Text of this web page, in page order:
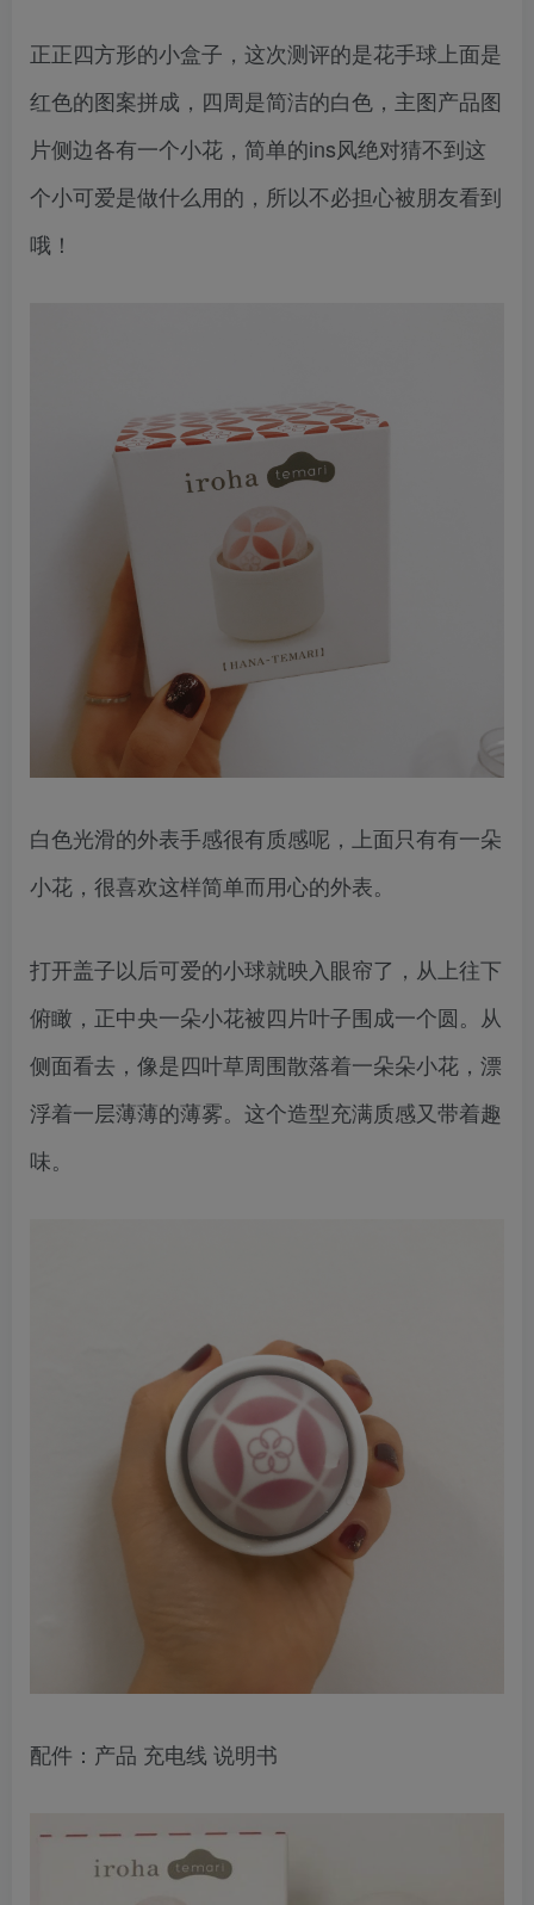
正正四方形的小盒子，这次测评的是花手球上面是
红色的图案拼成，四周是简洁的白色，主图产品图
片侧边各有一个小花，简单的ins风绝对猜不到这
个小可爱是做什么用的，所以不必担心被朋友看到
哦！
白色光滑的外表手感很有质感呢，上面只有有一朵
小花，很喜欢这样简单而用心的外表。
打开盖子以后可爱的小球就映入眼帘了，从上往下
俯瞰，正中央一朵小花被四片叶子围成一个圆。从
侧面看去，像是四叶草周围散落着一朵朵小花，漂
浮着一层薄薄的薄雾。这个造型充满质感又带着趣
味。
配件：产品 充电线 说明书